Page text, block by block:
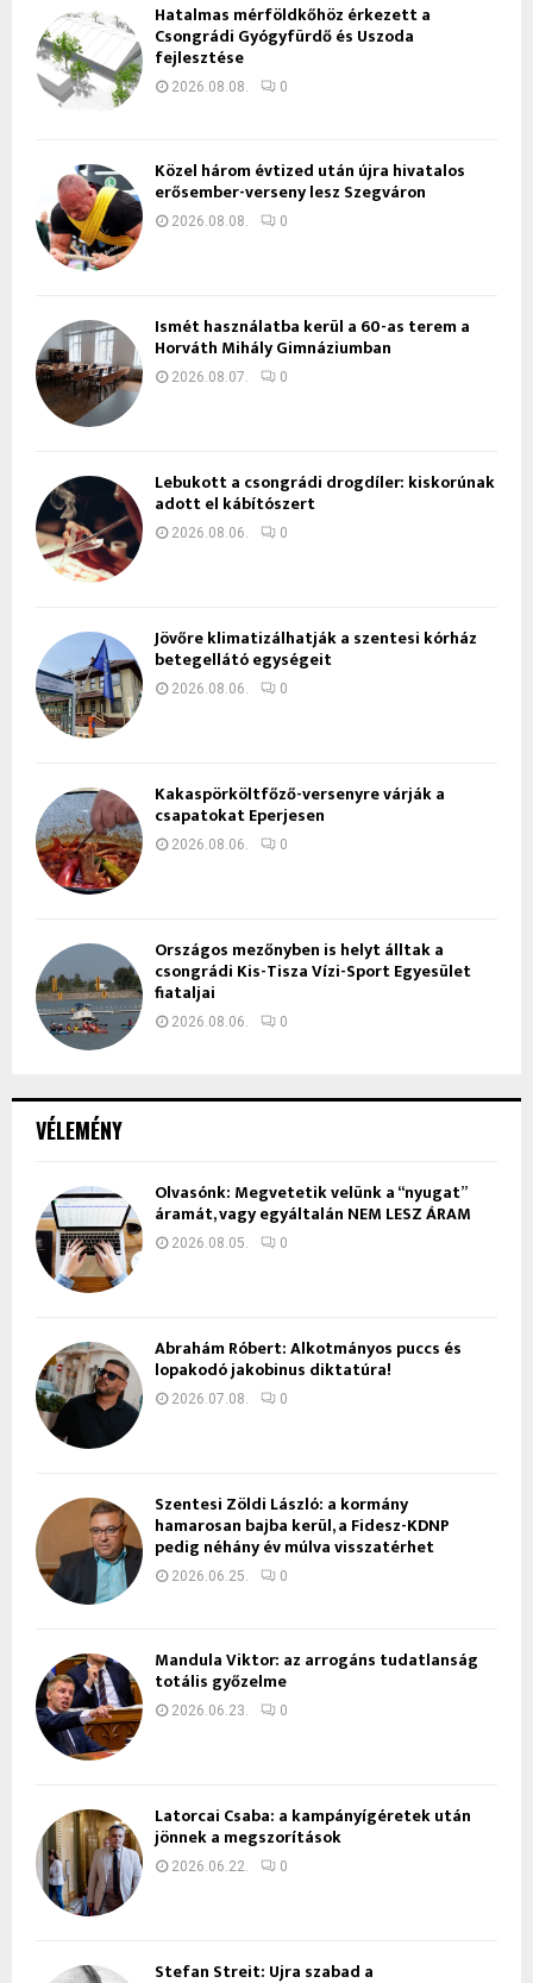
VÉLEMÉNY
Olvasónk: Megvetetik velünk a “nyugat”
áramát, vagy egyáltalán NEM LESZ ÁRAM
2026.08.05. 0
Ábrahám Róbert: Alkotmányos puccs és
lopakodó jakobinus diktatúra!
2026.07.08. 0
Szentesi Zöldi László: a kormány
hamarosan bajba kerül, a Fidesz-KDNP
pedig néhány év múlva visszatérhet
2026.06.25. 0
Mandula Viktor: az arrogáns tudatlanság
totális győzelme
2026.06.23. 0
Latorcai Csaba: a kampányígéretek után
jönnek a megszorítások
2026.06.22. 0
Stefan Streit: Újra szabad a
Hatalmas mérföldkőhöz érkezett a
Csongrádi Gyógyfürdő és Uszoda
fejlesztése
2026.08.08. 0
Közel három évtized után újra hivatalos
erősember-verseny lesz Szegváron
2026.08.08. 0
Ismét használatba kerül a 60-as terem a
Horváth Mihály Gimnáziumban
2026.08.07. 0
Lebukott a csongrádi drogdíler: kiskorúnak
adott el kábítószert
2026.08.06. 0
Jövőre klimatizálhatják a szentesi kórház
betegellátó egységeit
2026.08.06. 0
Kakaspörköltfőző-versenyre várják a
csapatokat Eperjesen
2026.08.06. 0
Országos mezőnyben is helyt álltak a
csongrádi Kis-Tisza Vízi-Sport Egyesület
fiataljai
2026.08.06. 0